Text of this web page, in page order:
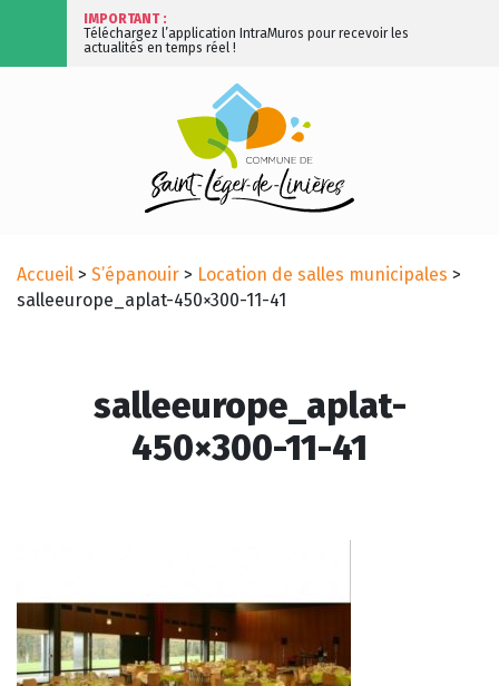
IMPORTANT :
Téléchargez l’application IntraMuros pour recevoir les
actualités en temps réel !
Accueil > S’épanouir > Location de salles municipales >
salleeurope_aplat-450×300-11-41
salleeurope_aplat-
450×300-11-41